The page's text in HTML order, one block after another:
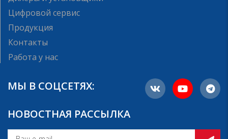
Цифровой сервис
Продукция
Контакты
Работа у нас
МЫ В СОЦСЕТЯХ:
НОВОСТНАЯ РАССЫЛКА